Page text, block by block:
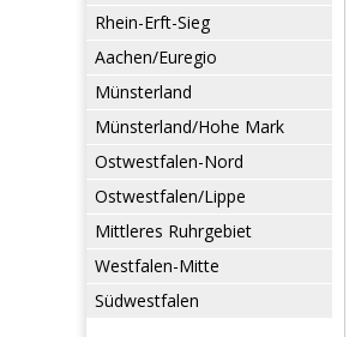
Rhein-Erft-Sieg
Aachen/Euregio
Münsterland
Münsterland/Hohe Mark
Ostwestfalen-Nord
Ostwestfalen/Lippe
Mittleres Ruhrgebiet
Westfalen-Mitte
Südwestfalen